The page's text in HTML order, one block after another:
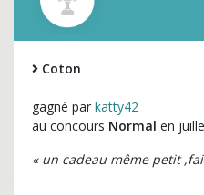
Coton
gagné par katty42
au concours Normal en
« un cadeau même petit